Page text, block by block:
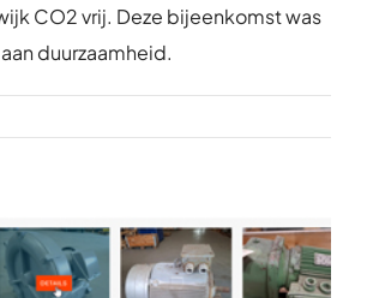
CO2 vrij. Deze bijeenkomst was
duurzaamheid.